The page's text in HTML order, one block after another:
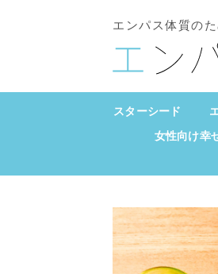
エンパス体質の
スターシード
女性向け幸